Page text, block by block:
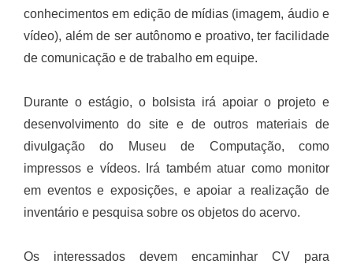
conhecimentos em edição de mídias (imagem, áudio e
vídeo), além de ser autônomo e proativo, ter facilidade
de comunicação e de trabalho em equipe.
Durante o estágio, o bolsista irá apoiar o projeto e
desenvolvimento do site e de outros materiais de
divulgação do Museu de Computação, como
impressos e vídeos. Irá também atuar como monitor
em eventos e exposições, e apoiar a realização de
inventário e pesquisa sobre os objetos do acervo.
Os interessados devem encaminhar CV para